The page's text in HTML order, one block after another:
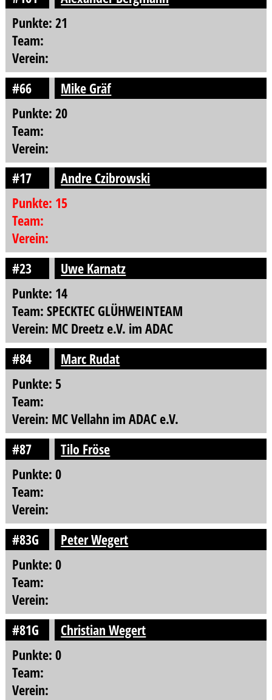
Punkte: 21
Team:
Verein:
#66
Mike Gräf
Punkte: 20
Team:
Verein:
#17
Andre Czibrowski
Punkte: 15
Team:
Verein:
#23
Uwe Karnatz
Punkte: 14
Team: SPECKTEC GLÜHWEINTEAM
Verein: MC Dreetz e.V. im ADAC
#84
Marc Rudat
Punkte: 5
Team:
Verein: MC Vellahn im ADAC e.V.
#87
Tilo Fröse
Punkte: 0
Team:
Verein:
#83G
Peter Wegert
Punkte: 0
Team:
Verein:
#81G
Christian Wegert
Punkte: 0
Team:
Verein: